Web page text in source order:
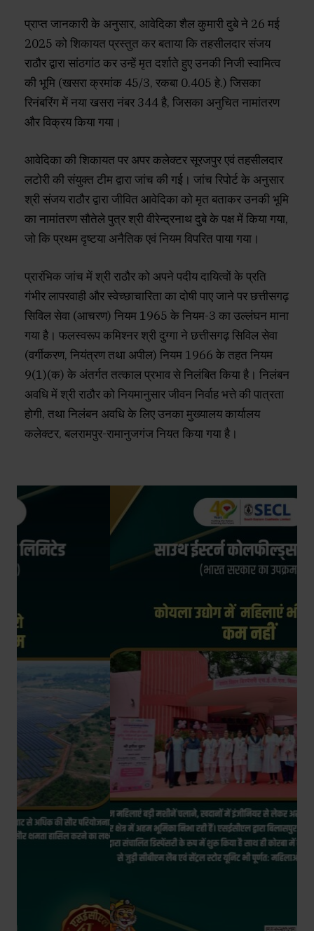
प्राप्त जानकारी के अनुसार, आवेदिका शैल कुमारी दुबे ने 26 मई
2025 को शिकायत प्रस्तुत कर बताया कि तहसीलदार संजय
राठौर द्वारा सांठगांठ कर उन्हें मृत दर्शाते हुए उनकी निजी स्वामित्व
की भूमि (खसरा क्रमांक 45/3, रकबा 0.405 हे.) जिसका
रिनंबरिंग में नया खसरा नंबर 344 है, जिसका अनुचित नामांतरण
और विक्रय किया गया।
आवेदिका की शिकायत पर अपर कलेक्टर सूरजपुर एवं तहसीलदार
लटोरी की संयुक्त टीम द्वारा जांच की गई। जांच रिपोर्ट के अनुसार
श्री संजय राठौर द्वारा जीवित आवेदिका को मृत बताकर उनकी भूमि
का नामांतरण सौतेले पुत्र श्री वीरेन्द्रनाथ दुबे के पक्ष में किया गया,
जो कि प्रथम दृष्टया अनैतिक एवं नियम विपरित पाया गया।
प्रारंभिक जांच में श्री राठौर को अपने पदीय दायित्वों के प्रति
गंभीर लापरवाही और स्वेच्छाचारिता का दोषी पाए जाने पर छत्तीसगढ़
सिविल सेवा (आचरण) नियम 1965 के नियम-3 का उल्लंघन माना
गया है। फलस्वरूप कमिश्नर श्री दुग्गा ने छत्तीसगढ़ सिविल सेवा
(वर्गीकरण, नियंत्रण तथा अपील) नियम 1966 के तहत नियम
9(1)(क) के अंतर्गत तत्काल प्रभाव से निलंबित किया है। निलंबन
अवधि में श्री राठौर को नियमानुसार जीवन निर्वाह भत्ते की पात्रता
होगी, तथा निलंबन अवधि के लिए उनका मुख्यालय कार्यालय
कलेक्टर, बलरामपुर-रामानुजगंज नियत किया गया है।